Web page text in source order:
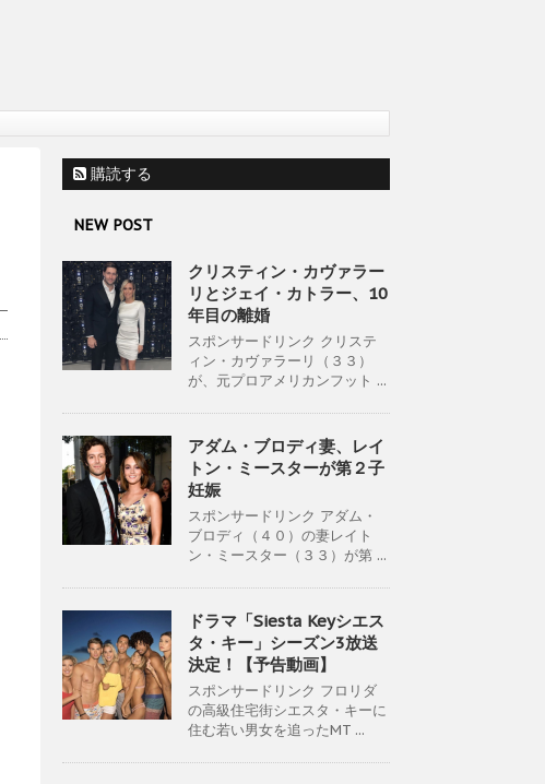
購読する
NEW POST
クリスティン・カヴァラー
リとジェイ・カトラー、10
年目の離婚
スポンサードリンク クリステ
ィン・カヴァラーリ（３３）
が、元プロアメリカンフット ...
アダム・ブロディ妻、レイ
トン・ミースターが第２子
妊娠
スポンサードリンク アダム・
ブロディ（４０）の妻レイト
ン・ミースター（３３）が第 ...
ドラマ「Siesta Keyシエス
タ・キー」シーズン3放送
決定！【予告動画】
スポンサードリンク フロリダ
の高級住宅街シエスタ・キーに
住む若い男女を追ったMT ...